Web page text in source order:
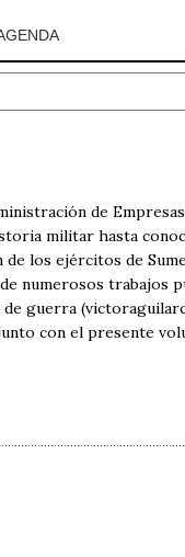
de
militar hasta
de los ejércitos de
numerosos trabajos
guerra
con el presente